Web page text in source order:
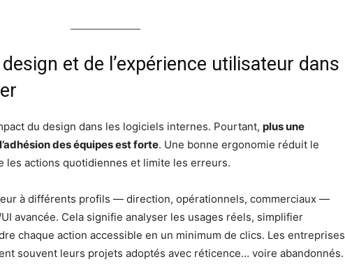
et de l’expérience utilisateur dans
du design dans les logiciels internes. Pourtant, plus une
des équipes est forte. Une bonne ergonomie réduit le
les actions quotidiennes et limite les erreurs.
à différents profils — direction, opérationnels, commerciaux —
avancée. Cela signifie analyser les usages réels, simplifier
chaque action accessible en un minimum de clics. Les entreprises
souvent leurs projets adoptés avec réticence… voire abandonnés.